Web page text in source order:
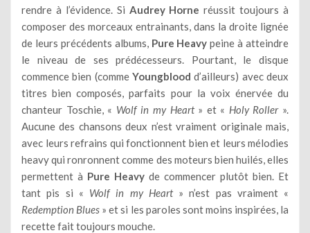
rendre à l’évidence. Si Audrey Horne réussit toujours à
composer des morceaux entrainants, dans la droite lignée
de leurs précédents albums, Pure Heavy peine à atteindre
le niveau de ses prédécesseurs. Pourtant, le disque
commence bien (comme Youngblood d’ailleurs) avec deux
titres bien composés, parfaits pour la voix énervée du
chanteur Toschie, « Wolf in my Heart» et « Holy Roller».
Aucune des chansons deux n’est vraiment originale mais,
avec leurs refrains qui fonctionnent bien et leurs mélodies
heavy qui ronronnent comme des moteurs bien huilés, elles
permettent à Pure Heavy de commencer plutôt bien. Et
tant pis si « Wolf in my Heart» n’est pas vraiment «
Redemption Blues » et si les paroles sont moins inspirées, la
recette fait toujours mouche.